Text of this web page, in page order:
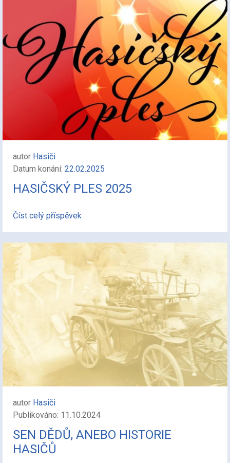
autor Hasiči
Datum konání: 22.02.2025
HASIČSKÝ PLES 2025
Číst celý příspěvek
autor Hasiči
Publikováno: 11.10.2024
SEN DĚDŮ, ANEBO HISTORIE
HASIČŮ